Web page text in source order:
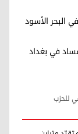
البحر الأسود
في بغداد
للحزب